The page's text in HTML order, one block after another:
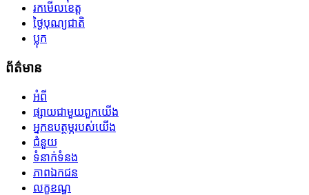
រកមើលខេត្ត
ថ្ងៃបុណ្យជាតិ
ប្លុក
ព័ត៌មាន
អំពី
ផ្សាយជាមួយពួកយើង
អ្នកឧបត្ថម្ភរបស់យើង
ជំនួយ
ទំនាក់ទំនង
ភាពឯកជន
លក្ខខណ្ឌ